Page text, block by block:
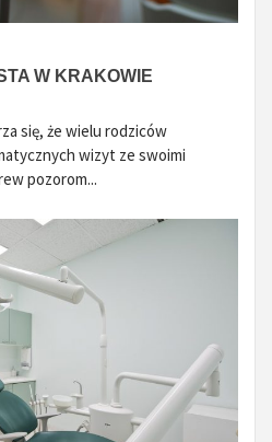
W KRAKOWIE
się, że wielu rodziców
wizyt ze swoimi
pozorom...